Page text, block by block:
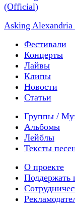
Asking
Фестивали
Концерты
Лайвы
Клипы
Новости
Статьи
Группы /
Альбомы
Лейблы
Тексты
О проекте
Поддержать